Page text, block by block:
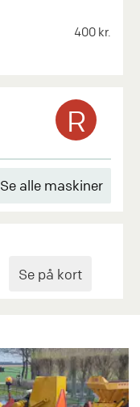
400 kr.
R
Se alle maskiner